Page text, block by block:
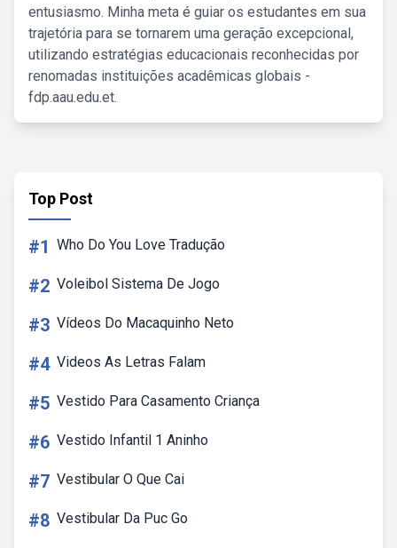
entusiasmo. Minha meta é guiar os estudantes em sua
trajetória para se tornarem uma geração excepcional,
utilizando estratégias educacionais reconhecidas por
renomadas instituições acadêmicas globais -
fdp.aau.edu.et.
Top Post
#1 Who Do You Love Tradução
#2 Voleibol Sistema De Jogo
#3 Vídeos Do Macaquinho Neto
#4 Videos As Letras Falam
#5 Vestido Para Casamento Criança
#6 Vestido Infantil 1 Aninho
#7 Vestibular O Que Cai
#8 Vestibular Da Puc Go